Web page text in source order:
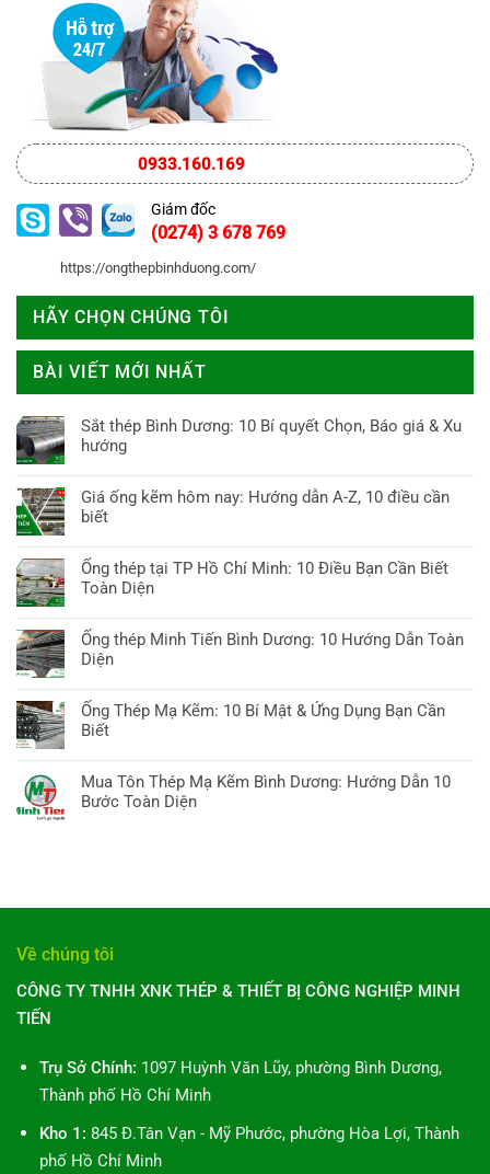
0933.160.169
Giám đốc
(0274) 3 678 769
https://ongthepbinhduong.com/
HÃY CHỌN CHÚNG TÔI
BÀI VIẾT MỚI NHẤT
Sắt thép Bình Dương: 10 Bí quyết Chọn, Báo giá & Xu
hướng
có
bình
Sắt
thép
Dương:
10
Bí
Chọn,
Báo
Xu
hướng
Giá ống kẽm hôm nay: Hướng dẫn A-Z, 10 điều cần
biết
có
bình
Giá
ống
hôm
nay:
Hướng
A-
Z,
Ống thép tại TP Hồ Chí Minh: 10 Điều Bạn Cần Biết
Toàn Diện
có
bình
luận
Ống
thép
TP
Hồ
Chí
Cần
Toàn
Diện
Ống thép Minh Tiến Bình Dương: 10 Hướng Dẫn Toàn
Diện
có
bình
Ống
thép
Toàn
Diện
Ống Thép Mạ Kẽm: 10 Bí Mật & Ứng Dụng Bạn Cần
Biết
có
bình
Kẽm:
Bí
&
Cần
Biết
Mua Tôn Thép Mạ Kẽm Bình Dương: Hướng Dẫn 10
Bước Toàn Diện
ở
Tôn
Thép
Mạ
Hướng
Dẫn
10
Bước
Toàn
Diện
Về chúng tôi
CÔNG TY TNHH XNK THÉP & THIẾT BỊ CÔNG NGHIỆP MINH
TIẾN
Trụ Sở Chính: 1097 Huỳnh Văn Lũy, phường Bình Dương,
Thành phố Hồ Chí Minh
Kho 1: 845 Đ.Tân Vạn - Mỹ Phước, phường Hòa Lợi, Thành
phố Hồ Chí Minh